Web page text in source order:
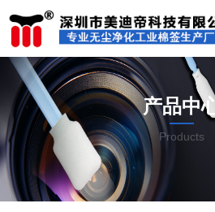
产品中
Products